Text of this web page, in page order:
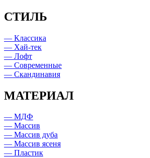
СТИЛЬ
— Классика
— Хай-тек
— Лофт
— Современные
— Скандинавия
МАТЕРИАЛ
— МДФ
— Массив
— Массив дуба
— Массив ясеня
— Пластик